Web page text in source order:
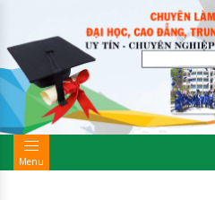
Menu